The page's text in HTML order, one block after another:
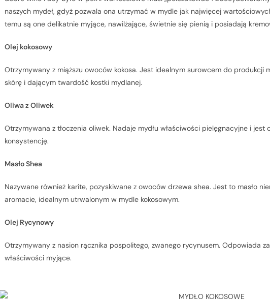
naszych mydeł, gdyż pozwala ona utrzymać w mydle jak najwięcej
temu są one delikatnie myjące, nawilżające, świetnie się pienią i posiadają
Olej kokosowy
Otrzymywany z miąższu owoców kokosa. Jest idealnym surowcem do produkcji
skórę i dającym twardość kostki mydlanej.
Oliwa z Oliwek
Otrzymywana z tłoczenia oliwek. Nadaje mydłu właściwości pielęgnacyjne i jest
konsystencję.
Masło Shea
Nazywane również karite, pozyskiwane z owoców drzewa shea. Jest to masło
aromacie, idealnym utrwalonym w mydle kokosowym.
Olej Rycynowy
Otrzymywany z nasion rącznika pospolitego, zwanego rycynusem. Odpowiada
właściwości myjące.